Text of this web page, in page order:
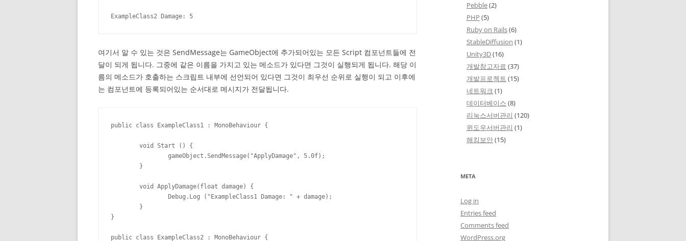
ExampleClass2 Damage: 5
여기서 알 수 있는 것은 SendMessage는 GameObject에 추가되어있는 모든 Script 컴포넌트들에 전
달이 되게 됩니다. 그중에 같은 이름을 가지고 있는 메소드가 있다면 그것이 실행되게 됩니다. 해당 이
름의 메소드가 호출하는 스크립트 내부에 선언되어 있다면 그것이 최우선 순위로 실행이 되고 이후에
는 컴포넌트에 등록되어있는 순서대로 메시지가 전달됩니다.
public class ExampleClass1 : MonoBehaviour {
}
public class ExampleClass2 : MonoBehaviour {
Pebble(2)
PHP (5)
Ruby on Rails(6)
StableDiffusion (1)
Unity3D(16)
개발참고자료 (37)
개발프로젝트 (15)
네트워크 (1)
데이터베이스 (8)
리눅스서버관리 (120)
윈도우서버관리 (1)
해킹보안(15)
META
Log in
Entries feed
Comments feed
WordPress.org